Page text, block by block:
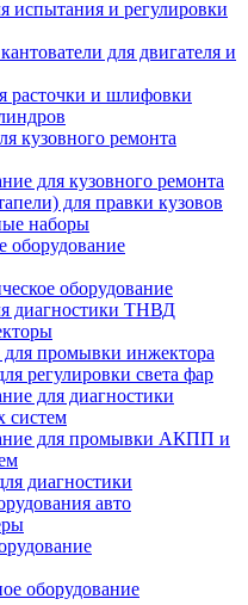
испытания и регулировки
для двигателя и
расточки и шлифовки
кузовного ремонта
для кузовного ремонта
для правки кузовов
наборы
оборудование
оборудование
диагностики ТНВД
для промывки инжектора
регулировки света фар
для диагностики
систем
для промывки АКПП и
диагностики
авто
оборудование